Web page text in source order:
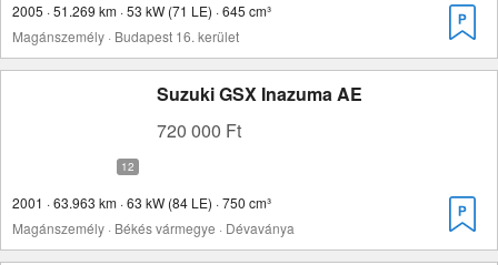
2005 · 51.269 km · 53 kW (71 LE) · 645 cm³
Magánszemély · Budapest 16. kerület
Suzuki GSX Inazuma AE
720 000 Ft
2001 · 63.963 km · 63 kW (84 LE) · 750 cm³
Magánszemély · Békés vármegye · Dévaványa